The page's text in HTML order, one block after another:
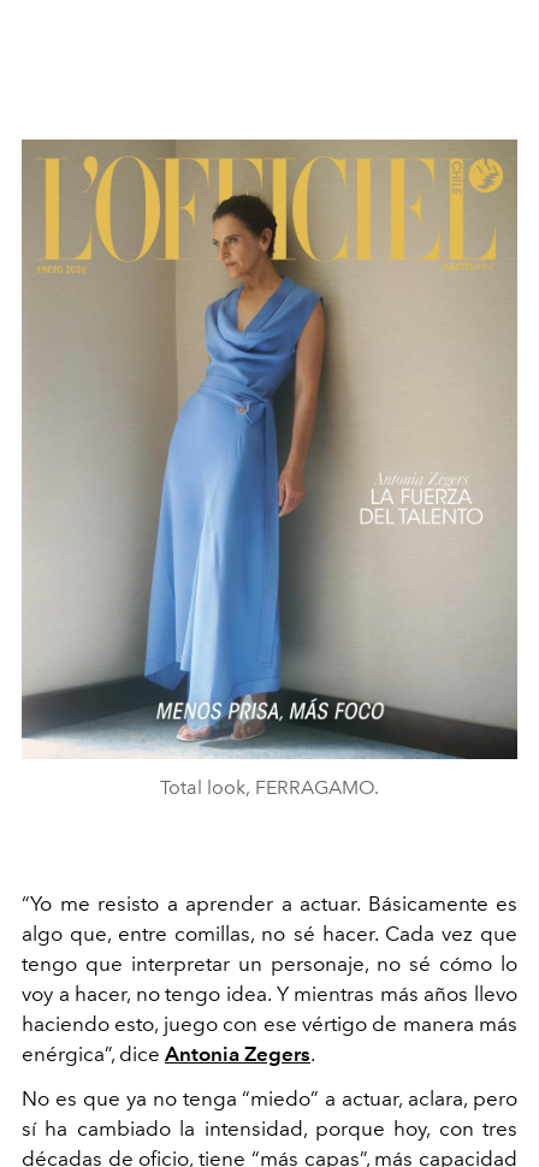
Total look, FERRAGAMO.
“Yo me resisto a aprender a actuar. Básicamente es
algo que, entre comillas, no sé hacer. Cada vez que
tengo que interpretar un personaje, no sé cómo lo
voy a hacer, no tengo idea. Y mientras más años llevo
haciendo esto, juego con ese vértigo de manera más
enérgica”, dice Antonia Zegers.
No es que ya no tenga “miedo” a actuar, aclara, pero
sí ha cambiado la intensidad, porque hoy, con tres
décadas de oficio, tiene “más capas”, más capacidad